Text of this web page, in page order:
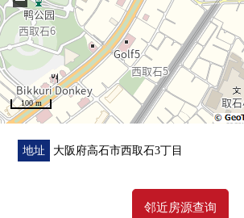
100 m
地址 大阪府高石市西取石3丁目
邻近房源查询